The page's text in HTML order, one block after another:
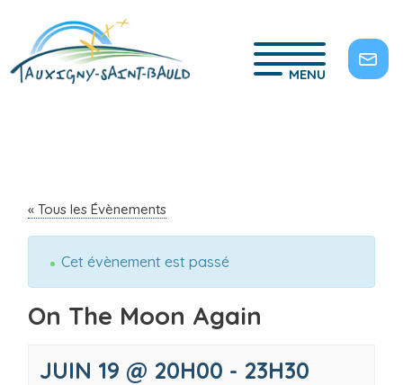
MENU
« Tous les Évènements
Cet évènement est passé
On The Moon Again
JUIN 19 @ 20H00 - 23H30